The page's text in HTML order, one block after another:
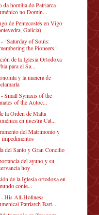
da homilia do Patriarca
no Domin...
de Pentecostés en Vigo
Galicia)
"Saturday of Souls:
the Pioneers"
de la Iglesia Ortodoxa
para el Sa...
y la manera de
Small Synaxis of the
of the Autoc...
la Orden de Malta
en nuestra Cat...
del Matrimonio y
impedimentos
del Santo y Gran Concilio
del ayuno y su
hoy
de la Iglesia ortodoxa en
conte...
His All-Holiness
Patriarch Bart...